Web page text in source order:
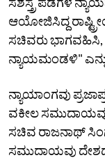
ಆಯೋಜಿಸಿದ್ದ
ಸಚಿವರು
ನ್ಯಾಯಮಂಡಳಿ"
ನ್ಯಾಯಾಂಗವು
ವಕೀಲ
ಸಚಿವ ರಾಜನಾಥ್‌
ಸಮುದಾಯವು